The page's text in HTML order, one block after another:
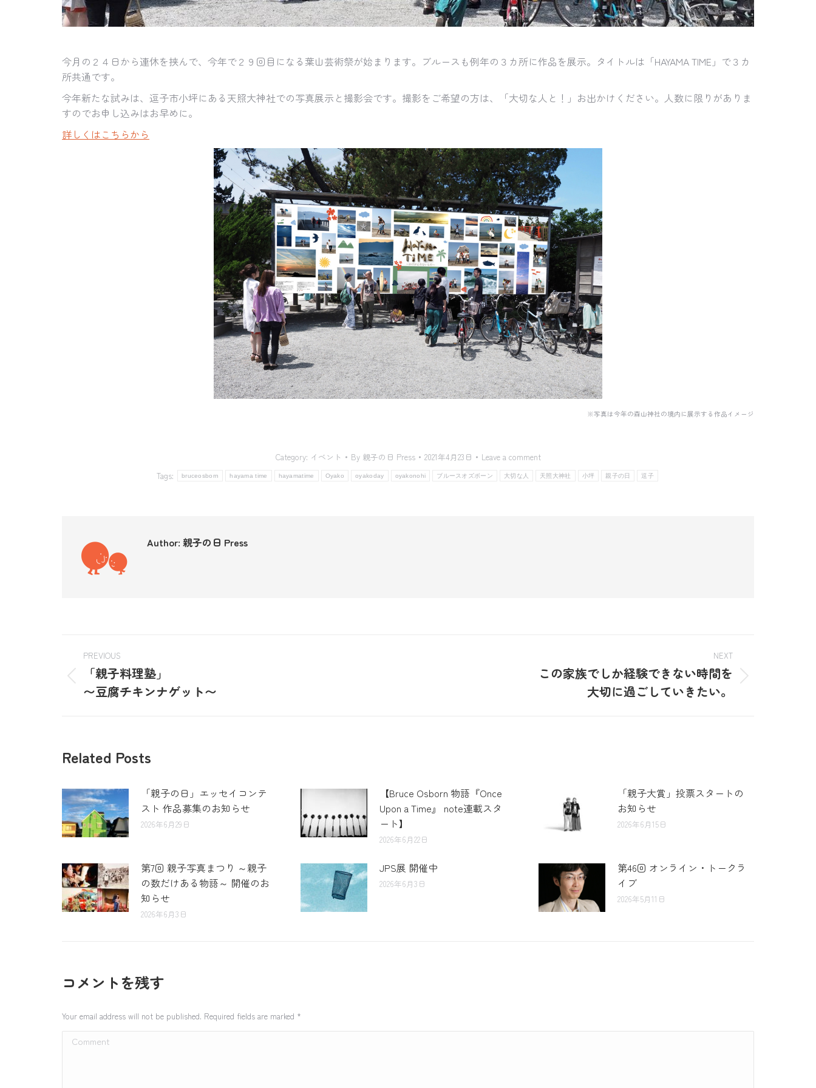
今月の２４日から連休を挟んで、今年で２９回目になる葉山芸術祭が始まります。ブルースも例年の３カ所に作品を展示。タイトルは「HAYAMA TIME」で３カ
所共通です。
今年新たな試みは、逗子市小坪にある天照大神社での写真展示と撮影会です。撮影をご希望の方は、「大切な人と！」お出かけください。人数に限りがありま
すのでお申し込みはお早めに。
詳しくはこちらから
※写真は今年の森山神社の境内に展示する作品イメージ
Category: イベント By 親子の日 Press 2021年4月23日
Leave a comment
Tags:
bruceosborn hayama time hayamatime Oyako oyakoday oyakonohi ブルースオズボーン 大切な人 天照大神社 小坪 親子の日 逗子
Author: 親子の日 Press
PREVIOUS
「親子料理塾」
〜豆腐チキンナゲット〜
NEXT
この家族でしか経験できない時間を
大切に過ごしていきたい。
Related Posts
「親子の日」エッセイコンテ
スト 作品募集のお知らせ
2026年6月29日
【Bruce Osborn 物語『Once
Upon a Time』 note連載スタ
ート】
2026年6月22日
「親子大賞」投票スタートの
お知らせ
2026年6月15日
第7回 親子写真まつり ～親子
の数だけある物語～ 開催のお
知らせ
2026年6月3日
JPS展 開催中
2026年6月3日
第46回 オンライン・トークラ
イブ
2026年5月11日
コメントを残す
Your email address will not be published. Required fields are marked *
Comment